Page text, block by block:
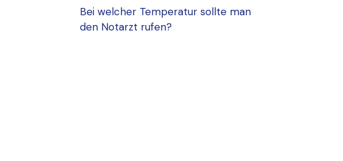
Bei welcher Temperatur sollte man
den Notarzt rufen?